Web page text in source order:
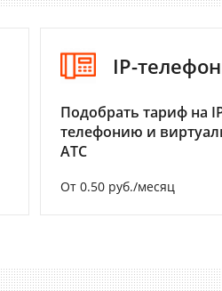
IP-
Подобрать тариф на
телефонию и
АТС
От 0.50 руб./месяц